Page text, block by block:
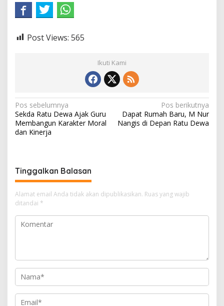
Post Views: 565
Ikuti Kami
N
a
v
g
a
s
i
p
Pos sebelumnya
Sekda Ratu Dewa Ajak Guru
Membangun Karakter Moral
dan Kinerja
Pos berikutnya
Dapat Rumah Baru, M Nur
Nangis di Depan Ratu Dewa
Tinggalkan Balasan
Alamat email Anda tidak akan dipublikasikan. Ruas yang wajib
ditandai *